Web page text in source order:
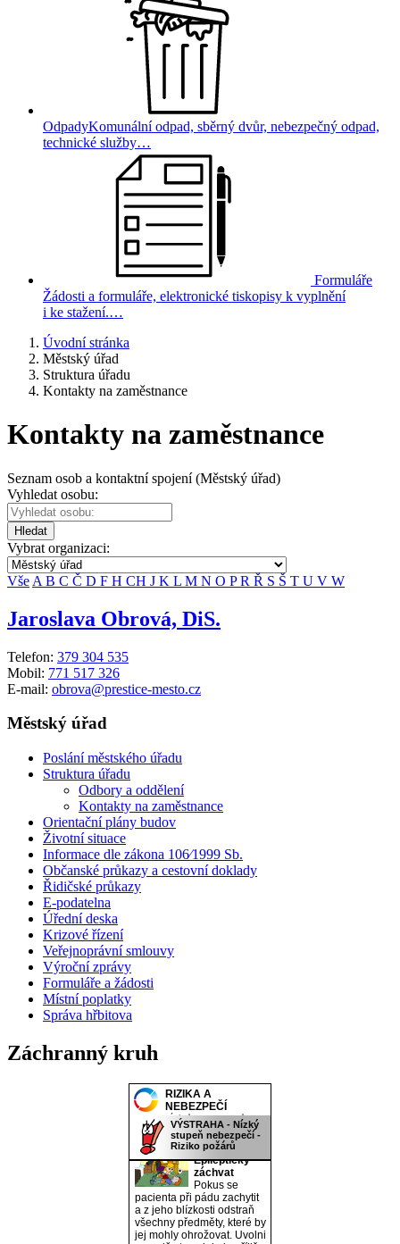
OdpadyKomunální odpad, sběrný dvůr, nebezpečný odpad,
technické služby…
Formuláře
Žádosti a formuláře, elektronické tiskopisy k vyplnění
i ke stažení.…
Úvodní stránka
Městský úřad
Struktura úřadu
Kontakty na zaměstnance
Kontakty na zaměstnance
Seznam osob a kontaktní spojení (Městský úřad)
Vyhledat osobu:
Hledat
Vybrat organizaci:
Vše A B C Č D F H CH J K L M N O PR Ř S Š T U V W
Jaroslava Obrová, DiS.
Telefon: 379 304 535
Mobil: 771 517 326
E-mail: obrova@prestice-mesto.cz
Městský úřad
Poslání městského úřadu
Struktura úřadu
Odbory a oddělení
Kontakty na zaměstnance
Orientační plány budov
Životní situace
Informace dle zákona 106⁄1999 Sb.
Občanské průkazy a cestovní doklady
Řidičské průkazy
E-podatelna
Úřední deska
Krizové řízení
Veřejnoprávní smlouvy
Výroční zprávy
Formuláře a žádosti
Místní poplatky
Správa hřbitova
Záchranný kruh